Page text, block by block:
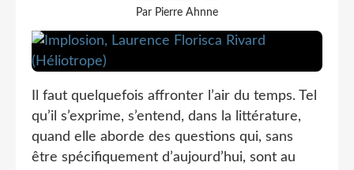
Par Pierre Ahnne
Il faut quelquefois affronter l’air du temps. Tel
qu’il s’exprime, s’entend, dans la littérature,
quand elle aborde des questions qui, sans
être spécifiquement d’aujourd’hui, sont au